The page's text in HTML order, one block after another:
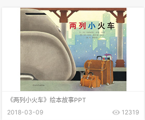
《两列小火车》绘本故事PPT
2018-03-09
12319